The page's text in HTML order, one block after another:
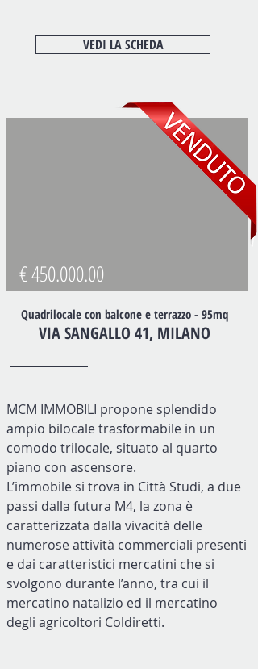
VEDI LA SCHEDA
€450.000.00
Quadrilocale con balcone e terrazzo - 95mq
VIA SANGALLO 41, MILANO
MCM IMMOBILI propone splendido
ampio bilocale trasformabile in un
comodo trilocale, situato al quarto
piano con ascensore.
L’immobile si trova in Città Studi, a due
passi dalla futura M4, la zona è
caratterizzata dalla vivacità delle
numerose attività commerciali presenti
e dai caratteristici mercatini che si
svolgono durante l’anno, tra cui il
mercatino natalizio ed il mercatino
degli agricoltori Coldiretti.